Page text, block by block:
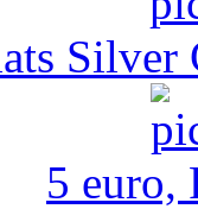
Silver
5 euro,